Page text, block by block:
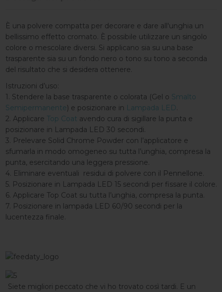
È una polvere compatta per decorare e dare all'unghia un
bellissimo effetto cromato. È possibile utilizzare un singolo
colore o mescolare diversi. Si applicano sia su una base
trasparente sia su un fondo nero o tono su tono a seconda
del risultato che si desidera ottenere.
Istruzioni d’uso:
1. Stendere la base trasparente o colorata (Gel o Smalto
Semipermanente) e posizionare in Lampada LED.
2. Applicare Top Coat avendo cura di sigillare la punta e
posizionare in Lampada LED 30 secondi.
3. Prelevare Solid Chrome Powder con l’applicatore e
sfumarla in modo omogeneo su tutta l’unghia, compresa la
punta, esercitando una leggera pressione.
4. Eliminare eventuali residui di polvere con il Pennellone.
5. Posizionare in Lampada LED 15 secondi per fissare il colore.
6. Applicare Top Coat su tutta l’unghia, compresa la punta.
7. Posizionare in lampada LED 60/90 secondi per la
lucentezza finale.
Siete migliori peccato che vi ho trovato così tardi. E un